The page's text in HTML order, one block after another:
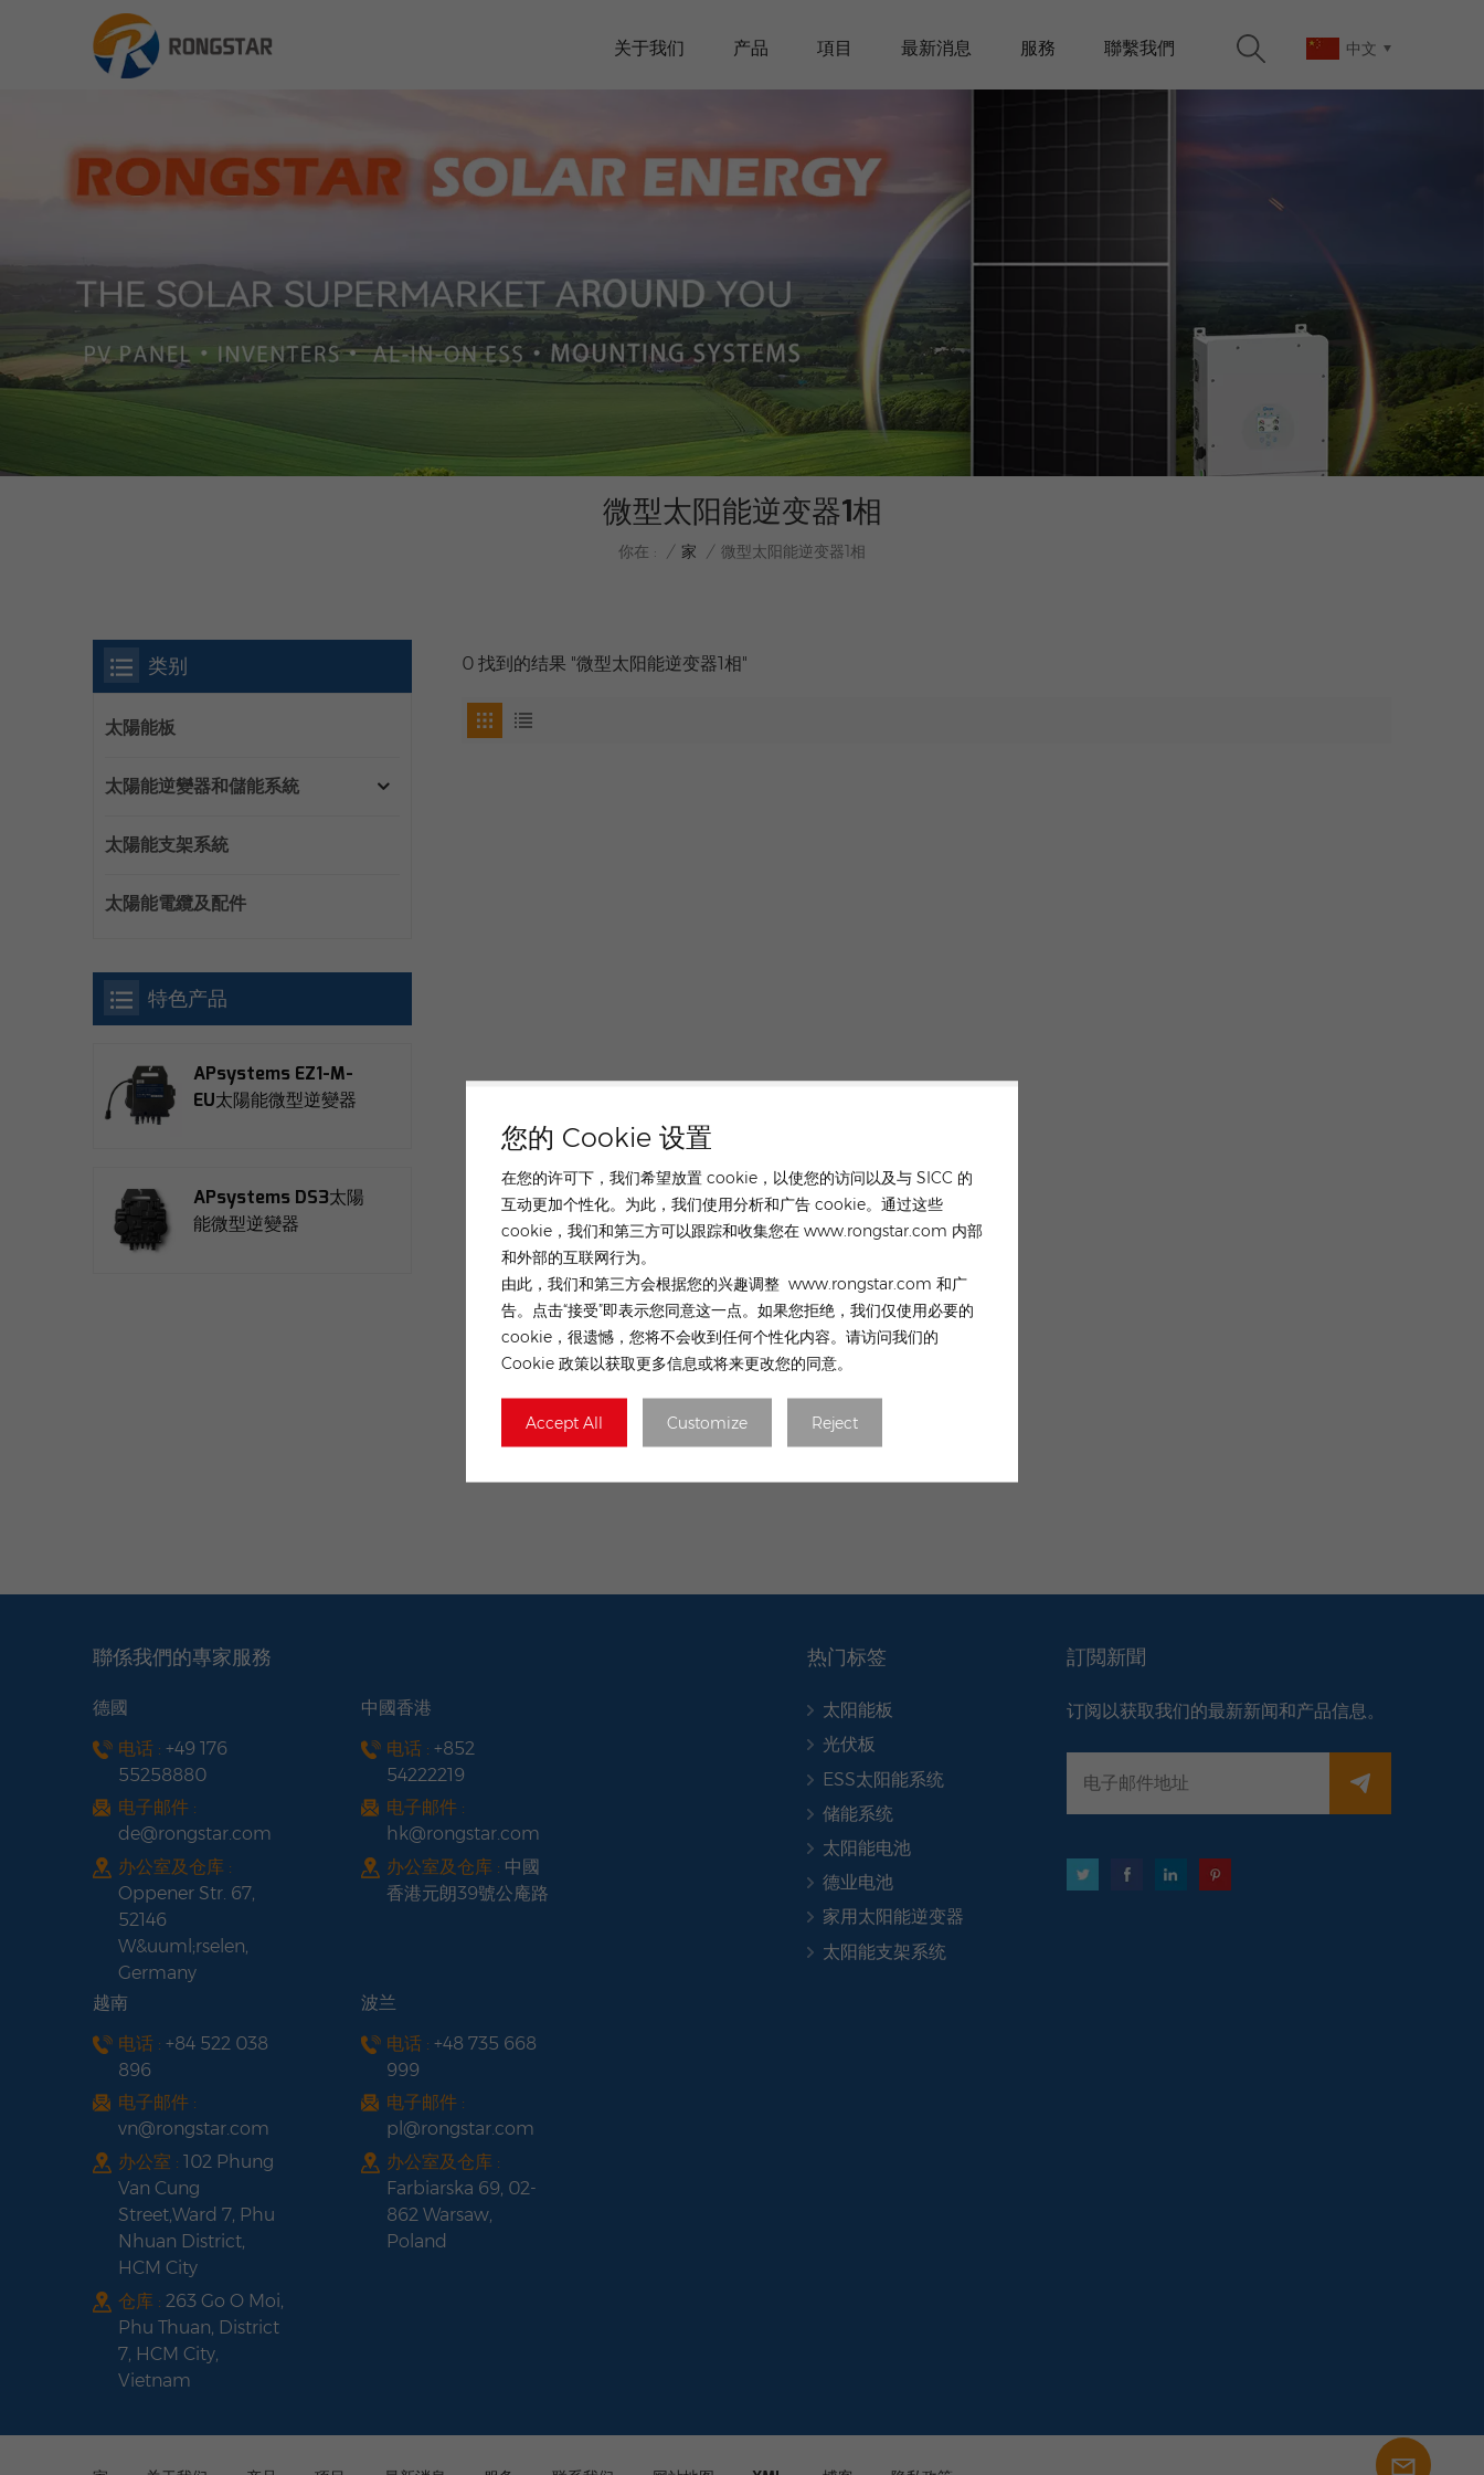
您的 Cookie 设置
在您的许可下，我们希望放置 cookie，以使您的访问以及与 SICC 的
互动更加个性化。为此，我们使用分析和广告 cookie。通过这些
cookie，我们和第三方可以跟踪和收集您在 www.rongstar.com 内部
和外部的互联网行为。
由此，我们和第三方会根据您的兴趣调整 www.rongstar.com 和广
告。点击“接受”即表示您同意这一点。如果您拒绝，我们仅使用必要的
cookie，很遗憾，您将不会收到任何个性化内容。请访问我们的
Cookie 政策以获取更多信息或将来更改您的同意。
Accept All Customize Reject
中文
关于我们 产品 項目 最新消息 服務 聯繫我們
微型太阳能逆变器1相
你在 : / 家 / 微型太阳能逆变器1相
0 找到的结果 "微型太阳能逆变器1相"
类别
太陽能板
太陽能逆變器和儲能系統
太陽能支架系統
太陽能電纜及配件
特色产品
APsystems EZ1-M-
EU太陽能微型逆變器
APsystems DS3太陽
能微型逆變器
聯係我們的專家服務
德國
电话 : +49 176
55258880
电子邮件 :
de@rongstar.com
办公室及仓库 :
Oppener Str. 67,
52146
W&uuml;rselen,
Germany
中國香港
电话 :+852
54222219
电子邮件 :
hk@rongstar.com
办公室及仓库 : 中國
香港元朗39號公庵路
越南
电话 : +84 522 038
896
电子邮件 :
vn@rongstar.com
办公室 : 102 Phung
Van Cung
Street,Ward 7, Phu
Nhuan District,
HCM City
仓库 : 263 Go O Moi,
Phu Thuan, District
7, HCM City,
Vietnam
波兰
电话 :+48 735 668
999
电子邮件 :
pl@rongstar.com
办公室及仓库 :
Farbiarska 69, 02-
862 Warsaw,
Poland
热门标签
太阳能板
光伏板
ESS太阳能系统
储能系统
太阳能电池
德业电池
家用太阳能逆变器
太阳能支架系统
訂閲新聞
订阅以获取我们的最新新闻和产品信息。